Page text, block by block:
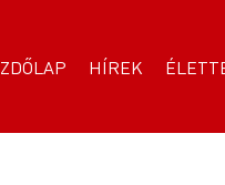
HÍREK